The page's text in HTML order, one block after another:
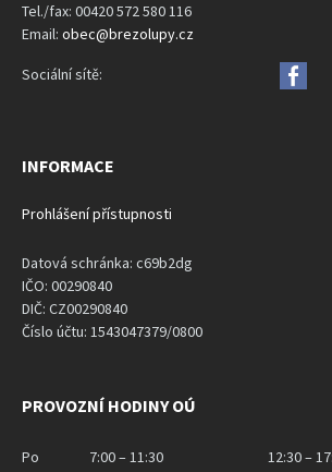
Tel./fax: 00420 572 580 116
Email: obec@brezolupy.cz
Sociální sítě:
INFORMACE
Prohlášení přístupnosti
Datová schránka: c69b2dg
IČO: 00290840
DIČ: CZ00290840
Číslo účtu: 1543047379/0800
PROVOZNÍ HODINY OÚ
Po 7:00 – 11:30 12:30 –